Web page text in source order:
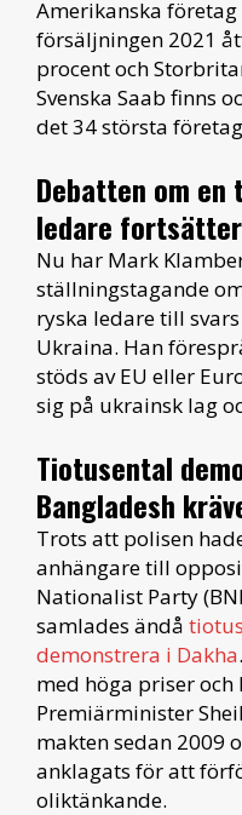
Amerikanska
försäljningen 2021
procent och
Svenska Saab finns
det 34 största
Debatten om
ledare fortsätter
Nu har Mark
ställningstagande
ryska ledare till
Ukraina. Han
stöds av EU eller
sig på ukrainsk lag
Tiotusental
Bangladesh
Trots att polisen
anhängare till
Nationalist Party
samlades ändå
demonstrera i Dakha
med höga priser och
Premiärminister
makten sedan 2009
anklagats för att
oliktänkande.